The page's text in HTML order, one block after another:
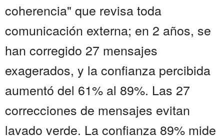
coherencia" que revisa toda
comunicación externa; en 2 años, se
han corregido 27 mensajes
exagerados, y la confianza percibida
aumentó del 61% al 89%. Las 27
correcciones de mensajes evitan
lavado verde. La confianza 89% mide